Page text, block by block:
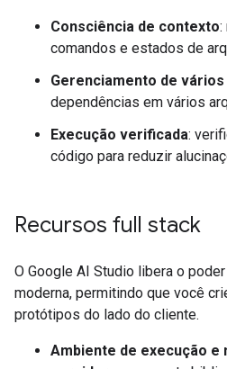
Consciência de contexto:
comandos e estados de
Gerenciamento de
dependências em vários
Execução verificada:
código para reduzir
Recursos full stack
O Google AI Studio libera o
moderna, permitindo que você
protótipos do lado do cliente.
Ambiente de execução e